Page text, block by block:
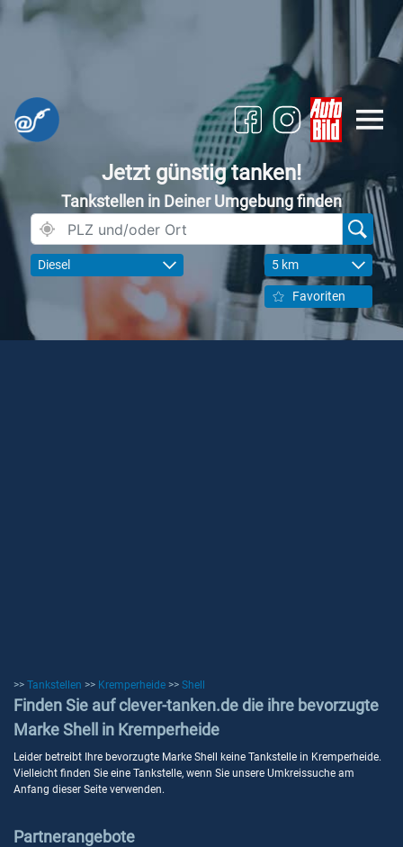
Jetzt günstig tanken!
Tankstellen in Deiner Umgebung finden
Diesel 5 km
Favoriten
>> Tankstellen >> Kremperheide >> Shell
Finden Sie auf clever-tanken.de die ihre bevorzugte
Marke Shell in Kremperheide
Leider betreibt Ihre bevorzugte Marke Shell keine Tankstelle in Kremperheide.
Vielleicht finden Sie eine Tankstelle, wenn Sie unsere Umkreissuche am
Anfang dieser Seite verwenden.
Partnerangebote